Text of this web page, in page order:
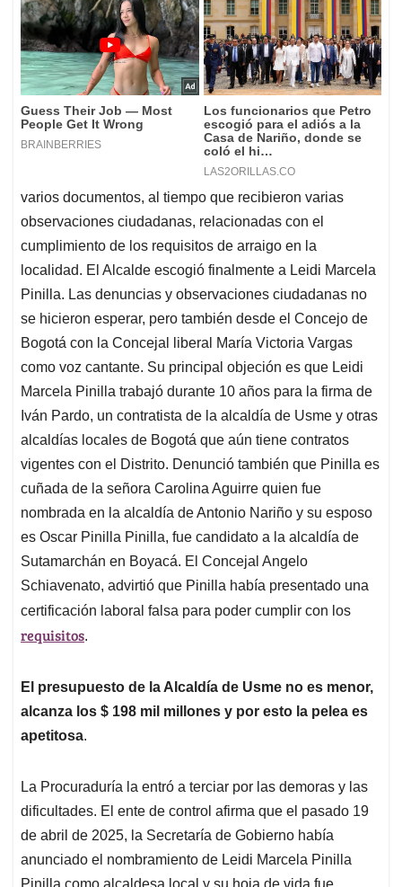
varios documentos, al tiempo que recibieron varias
observaciones ciudadanas, relacionadas con el
cumplimiento de los requisitos de arraigo en la
localidad. El Alcalde escogió finalmente a Leidi Marcela
Pinilla. Las denuncias y observaciones ciudadanas no
se hicieron esperar, pero también desde el Concejo de
Bogotá con la Concejal liberal María Victoria Vargas
como voz cantante. Su principal objeción es que Leidi
Marcela Pinilla trabajó durante 10 años para la firma de
Iván Pardo, un contratista de la alcaldía de Usme y otras
alcaldías locales de Bogotá que aún tiene contratos
vigentes con el Distrito. Denunció también que Pinilla es
cuñada de la señora Carolina Aguirre quien fue
nombrada en la alcaldía de Antonio Nariño y su esposo
es Oscar Pinilla Pinilla, fue candidato a la alcaldía de
Sutamarchán en Boyacá. El Concejal Angelo
Schiavenato, advirtió que Pinilla había presentado una
certificación laboral falsa para poder cumplir con los
requisitos.
El presupuesto de la Alcaldía de Usme no es menor,
alcanza los $ 198 mil millones y por esto la pelea es
apetitosa.
La Procuraduría la entró a terciar por las demoras y las
dificultades. El ente de control afirma que el pasado 19
de abril de 2025, la Secretaría de Gobierno había
anunciado el nombramiento de Leidi Marcela Pinilla